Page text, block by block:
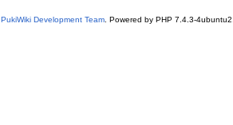
PukiWiki Development Team. Powered by PHP 7.4.3-